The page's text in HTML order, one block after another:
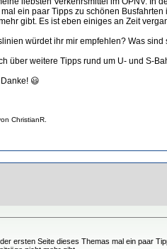
ein paar Tipps zu schönen
gibt. Es ist eben einiges an Zeit
würdet ihr mir empfehlen? Was
über weitere Tipps rund um U- und S-
😃
ChristianR.
ersten Seite dieses Themas mal ein paar